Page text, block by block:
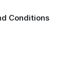
Conditions